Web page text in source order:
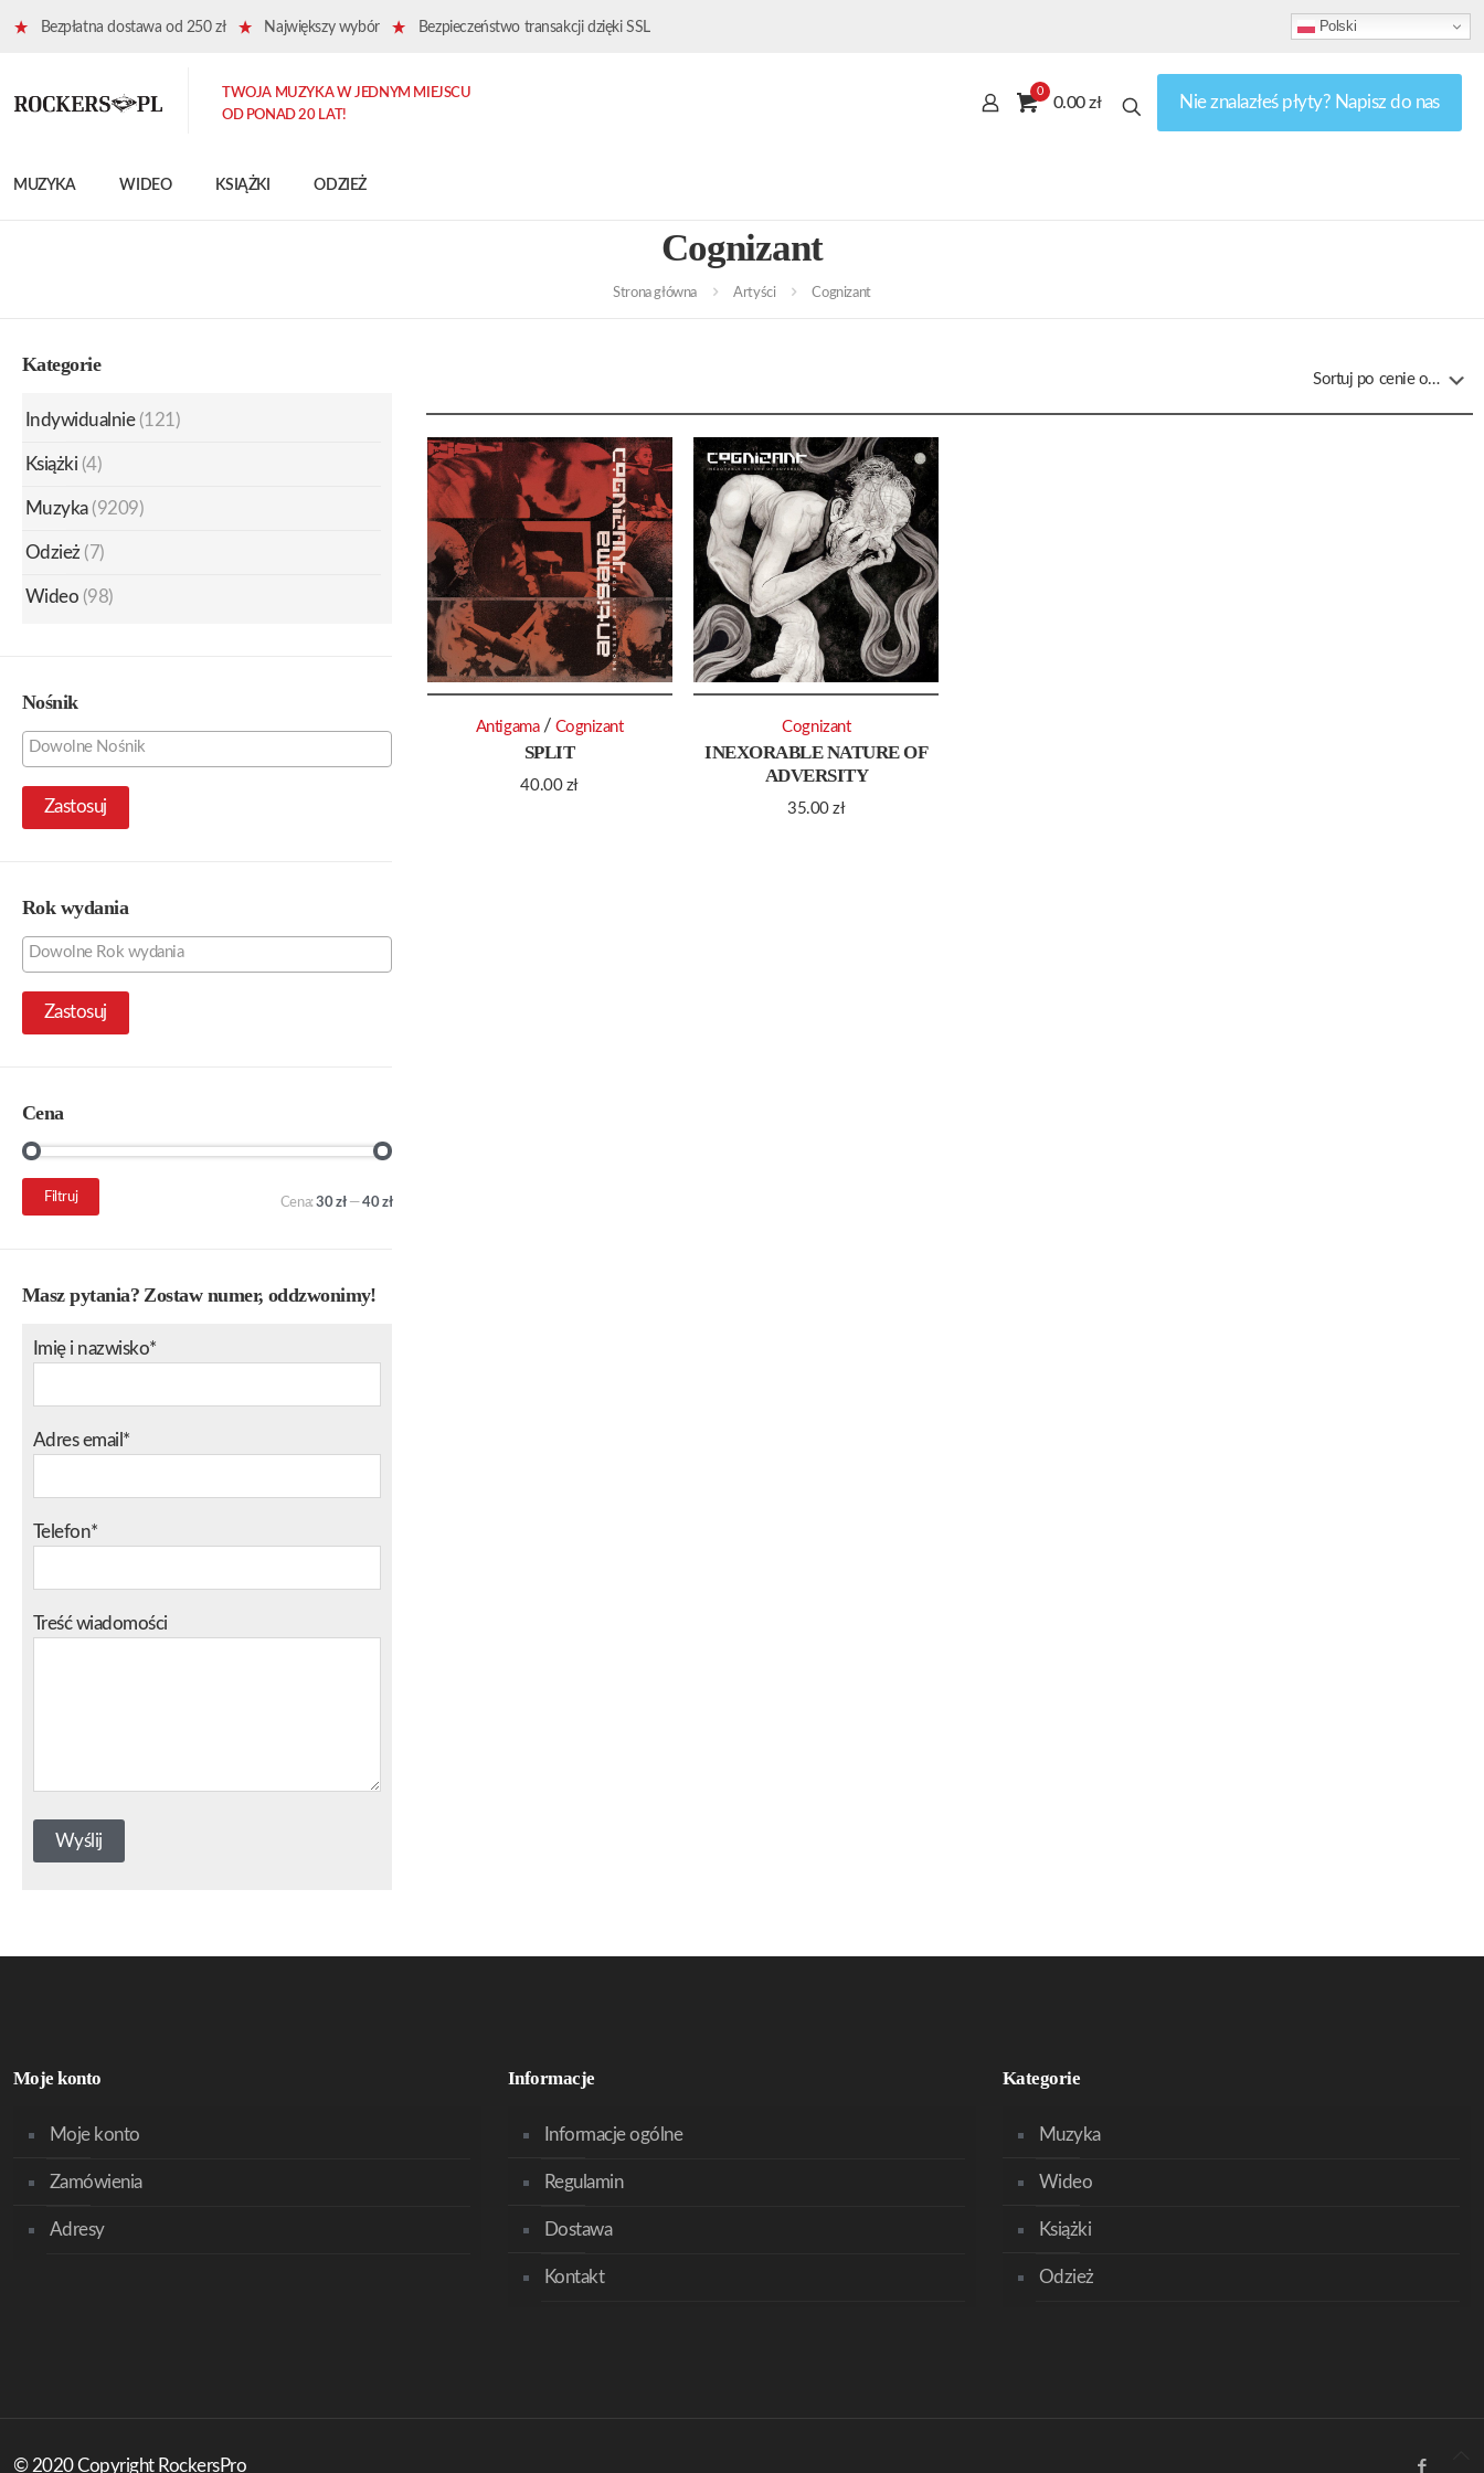
Bezpłatna dostawa od 250 zł Największy wybór Bezpieczeństwo transakcji dzięki SSL Polski
MUZYKA WIDEO KSIĄŻKI ODZIEŻ
TWOJA MUZYKA W JEDNYM MIEJSCU
OD PONAD 20 LAT!
0
0.00 zł Nie znalazłeś płyty? Napisz do nas
Cognizant
Strona główna Artyści Cognizant
SPLIT
40.00 zł
Antigama / Cognizant
INEXORABLE NATURE OF
ADVERSITY
35.00zł
Cognizant
Kategorie
Indywidualnie (121)
Książki (4)
Muzyka (9209)
Odzież (7)
Wideo (98)
Nośnik
Zastosuj
Rok wydania
Zastosuj
Cena
Cena
min.
Cena
maks.
Filtruj Cena:30 zł—40 zł
Masz pytania? Zostaw numer, oddzwonimy!
Imię i nazwisko*
Adres email*
Telefon*
Treść wiadomości
Moje konto
Moje konto
Zamówienia
Adresy
Informacje
Informacje ogólne
Regulamin
Dostawa
Kontakt
Kategorie
Muzyka
Wideo
Książki
Odzież
© 2020 Copyright RockersPro